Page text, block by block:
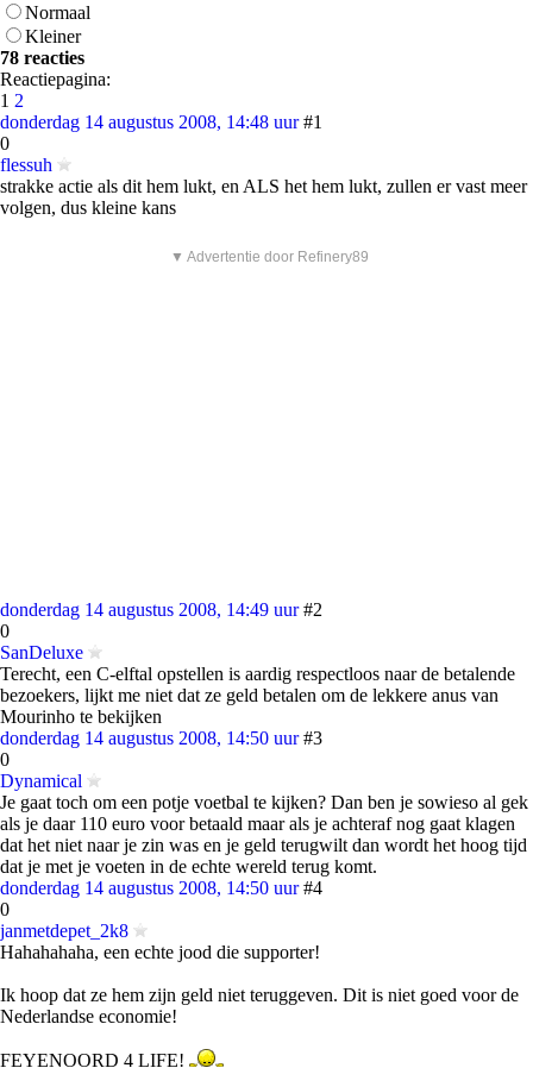
Normaal
Kleiner
78 reacties
Reactiepagina:
1 2
donderdag 14 augustus 2008, 14:48 uur #1
0
flessuh
strakke actie als dit hem lukt, en ALS het hem lukt, zullen er vast meer
volgen, dus kleine kans
▼ Advertentie door Refinery89
donderdag 14 augustus 2008, 14:49 uur #2
0
SanDeluxe
Terecht, een C-elftal opstellen is aardig respectloos naar de betalende
bezoekers, lijkt me niet dat ze geld betalen om de lekkere anus van
Mourinho te bekijken
donderdag 14 augustus 2008, 14:50 uur #3
0
Dynamical
Je gaat toch om een potje voetbal te kijken? Dan ben je sowieso al gek
als je daar 110 euro voor betaald maar als je achteraf nog gaat klagen
dat het niet naar je zin was en je geld terugwilt dan wordt het hoog tijd
dat je met je voeten in de echte wereld terug komt.
donderdag 14 augustus 2008, 14:50 uur #4
0
janmetdepet_2k8
Hahahahaha, een echte jood die supporter!
Ik hoop dat ze hem zijn geld niet teruggeven. Dit is niet goed voor de
Nederlandse economie!
FEYENOORD 4 LIFE!